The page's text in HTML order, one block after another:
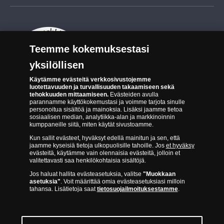
Kääntöpuoli:Tyylitelty kuva
Halkaisija:n. 17,9 mm
1 dirhami
Ajoitus: 786–809 jaa.
Tuotteiden toimittaminen
Aitous- ja laatutakuu
Suomen Moneta toimii virallisena jakelijana useimmille maailman
johtaville rahapajoille ja keskuspankeille, kuten Norjan rahapaja,
Britannian kuninkaallinen rahapaja, Ranskan rahapaja, Kanadan
kuninkaallinen rahapaja, Australian kuninkaallinen rahapaja, Etelä-
Afrikan kuninkaallinen rahapaja, Itävallan rahapaja, Alankomaiden
kuninkaallinen rahapaja, Espanjan kuninkaallinen rahapaja ja monet
Teemme kokemuksestasi
yksilöllisen
Käytämme evästeitä verkkosivustojemme
luotettavuuden ja turvallisuuden takaamiseen sekä
tehokkuuden mittaamiseen.Evästeiden avulla
parannamme käyttökokemustasi ja voimme tarjota sinulle
personoitua sisältöä ja mainoksia. Lisäksi jaamme tietoa
sosiaalisen median, analytiikka-alan ja markkinoinnin
kumppaneille siitä, miten käytät sivustoamme.
Kun sallit evästeet, hyväksyt edellä mainitun ja sen, että
jaamme kyseisiä tietoja ulkopuolisille tahoille. Jos et hyväksy
evästeitä, käytämme vain olennaisia evästeitä, jolloin et
valitettavasti saa henkilökohtaisia sisältöjä.
Jos haluat hallita evästeasetuksia, valitse "Muokkaan
asetuksia". Voit määrittää omia evästeasetuksiasi milloin
tahansa. Lisätietoja saattietosuojailmoituksestamme.